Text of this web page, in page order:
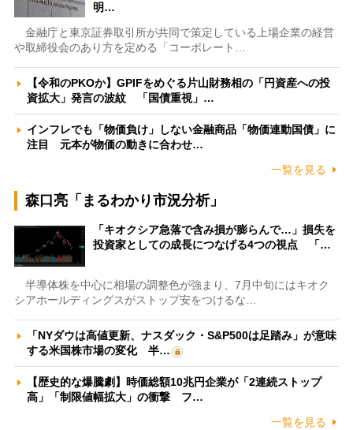
明…
金融庁と東京証券取引所が共同で策定している上場企業の経営
や取締役会のあり方を定める「コーポレート…
【令和のPKOか】GPIFをめぐる片山財務相の「円資産への投
資拡大」発言の波紋 「国債重視」…
インフレでも「物価負け」しない金融商品「物価連動国債」に
注目 元本が物価の動きに合わせ…
一覧を見る
森口亮「まるわかり市況分析」
「キオクシア急落で含み損が膨らんで…」損失を
投資家としての成長につなげる4つの視点 「…
半導体株を中心に相場の調整色が強まり、7月中旬にはキオク
シアホールディングスがストップ安をつけるな…
「NYダウは高値更新、ナスダック・S&P500は足踏み」が意味
する米国株市場の変化 半…
【歴史的な爆騰劇】時価総額10兆円企業が「2連続ストップ
高」「制限値幅拡大」の衝撃 フ…
一覧を見る